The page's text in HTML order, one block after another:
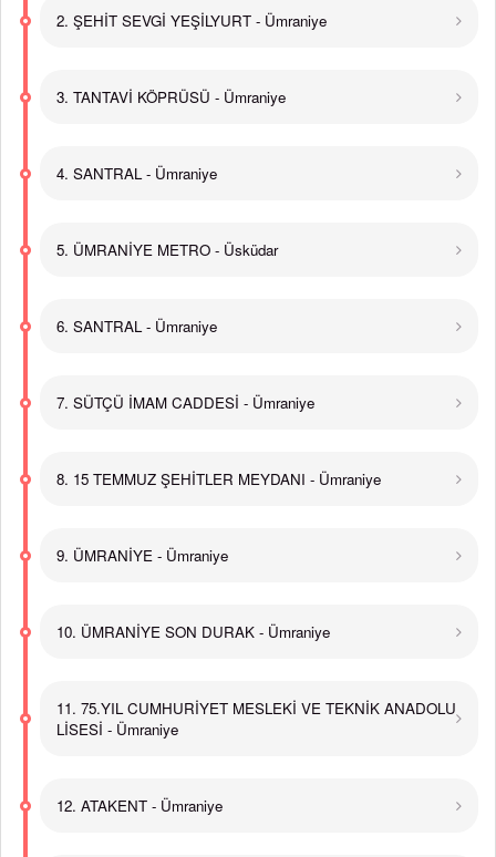
2. ŞEHİT SEVGİ YEŞİLYURT - Ümraniye
3. TANTAVİ KÖPRÜSÜ - Ümraniye
4. SANTRAL - Ümraniye
5. ÜMRANİYE METRO - Üsküdar
6. SANTRAL - Ümraniye
7. SÜTÇÜ İMAM CADDESİ - Ümraniye
8. 15 TEMMUZ ŞEHİTLER MEYDANI - Ümraniye
9. ÜMRANİYE - Ümraniye
10. ÜMRANİYE SON DURAK - Ümraniye
11. 75.YIL CUMHURİYET MESLEKİ VE TEKNİK ANADOLU
LİSESİ - Ümraniye
12. ATAKENT - Ümraniye